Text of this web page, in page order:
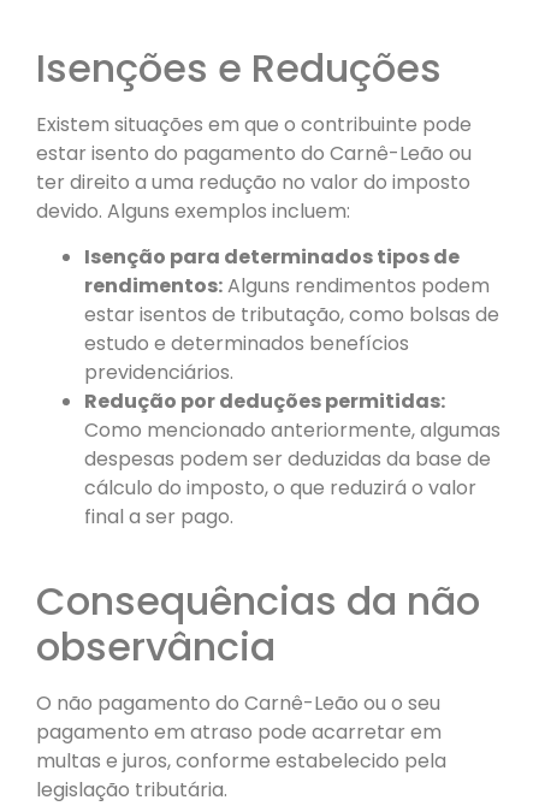
Isenções e Reduções
Existem situações em que o contribuinte pode
estar isento do pagamento do Carnê-Leão ou
ter direito a uma redução no valor do imposto
devido. Alguns exemplos incluem:
Isenção para determinados tipos de
rendimentos:Alguns rendimentos podem
estar isentos de tributação, como bolsas de
estudo e determinados benefícios
previdenciários.
Redução por deduções permitidas:
Como mencionado anteriormente, algumas
despesas podem ser deduzidas da base de
cálculo do imposto, o que reduzirá o valor
final a ser pago.
Consequências da não
observância
O não pagamento do Carnê-Leão ou o seu
pagamento em atraso pode acarretar em
multas e juros, conforme estabelecido pela
legislação tributária.